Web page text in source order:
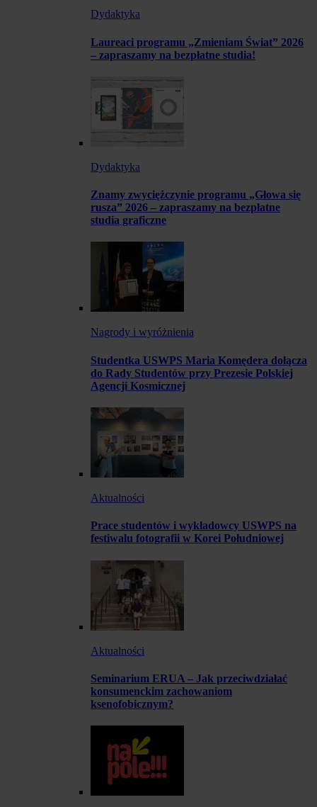
Dydaktyka
Laureaci programu „Zmieniam Świat” 2026
– zapraszamy na bezpłatne studia!
Dydaktyka
Znamy zwyciężczynie programu „Głowa się
rusza” 2026 – zapraszamy na bezpłatne
studia graficzne
Nagrody i wyróżnienia
Studentka USWPS Maria Komędera dołącza
do Rady Studentów przy Prezesie Polskiej
Agencji Kosmicznej
Aktualności
Prace studentów i wykładowcy USWPS na
festiwalu fotografii w Korei Południowej
Aktualności
Seminarium ERUA – Jak przeciwdziałać
konsumenckim zachowaniom
ksenofobicznym?